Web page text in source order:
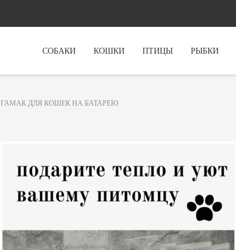
СОБАКИ КОШКИ ПТИЦЫ РЫБКИ
ГАМАК ДЛЯ КОШЕК НА БАТАРЕЮ